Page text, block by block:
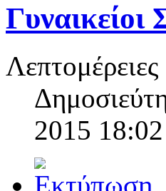
Γυναικείοι
Λεπτομέρειες
2015 18:02